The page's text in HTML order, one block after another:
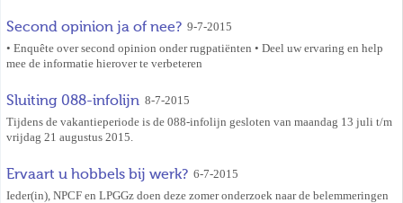
Second opinion ja of nee? 9-7-2015
• Enquête over second opinion onder rugpatiënten • Deel uw ervaring en help
mee de informatie hierover te verbeteren
Sluiting 088-infolijn 8-7-2015
Tijdens de vakantieperiode is de 088-infolijn gesloten van maandag 13 juli t/m
vrijdag 21 augustus 2015.
Ervaart u hobbels bij werk? 6-7-2015
Ieder(in), NPCF en LPGGz doen deze zomer onderzoek naar de belemmeringen